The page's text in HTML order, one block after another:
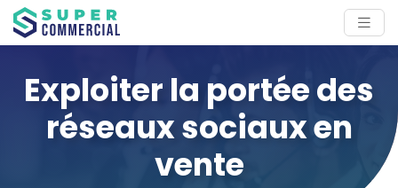
Exploiter la portée des
réseaux sociaux en
vente